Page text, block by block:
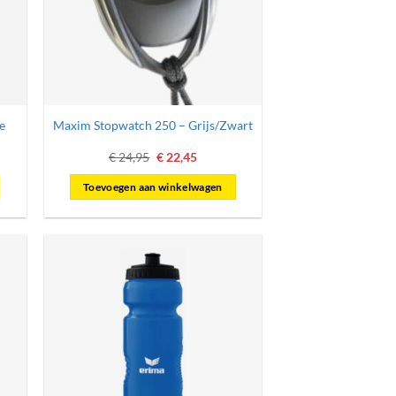
Maxim Stopwatch 250 – Grijs/Zwart
€24,95 Oorspronkelijke
was:
€ 24,95.
€22,45Huidige
€ 22,45.
Toevoegen aan winkelwagen